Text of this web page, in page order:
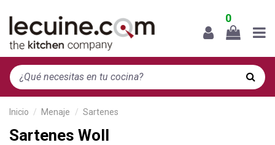
0
Inicio Menaje Sartenes
Sartenes Woll